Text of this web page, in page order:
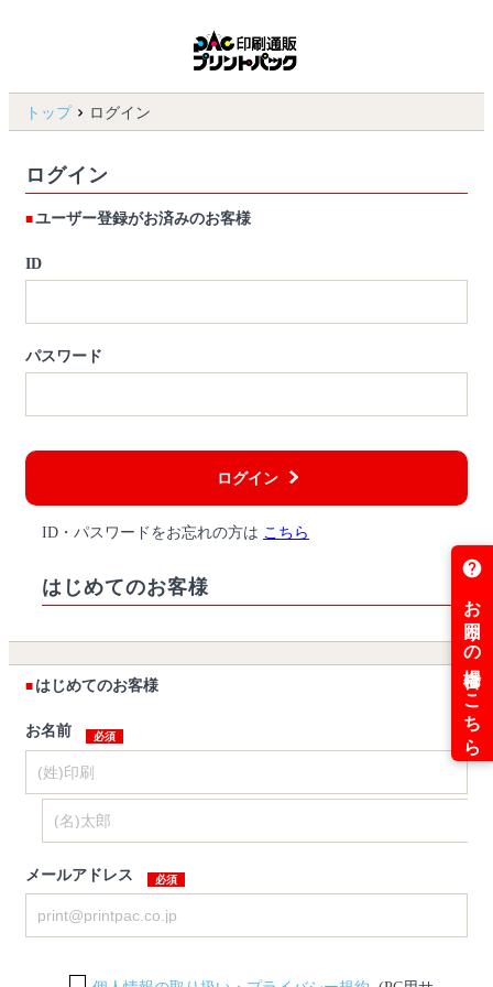
トップ ログイン
ログイン
ユーザー登録がお済みのお客様
ID
パスワード
ログイン
ID・パスワードをお忘れの方は こちら
はじめてのお客様
はじめてのお客様
お名前
メールアドレス